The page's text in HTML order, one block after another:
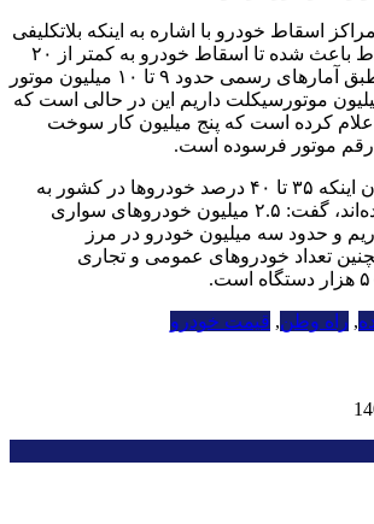
اسقاط خودرو با اشاره به اینکه بلاتکلیفی
در تعداد گواهی اقساط باعث شده تا اسقاط خودرو به کمتر از ۲۰
درصد برسد، گفت: طبق آمارهای رسمی حدود ۹ تا ۱۰ میلیون موتور
از بین ۱۲ میلیون موتورسیکلت داریم این در حالی است که
کرده است که پنج میلیون کار سوخت
رقم موتور فرسوده است.
مشهدی شریف با بیان اینکه ۳۵ تا ۴۰ درصد خودروها در کشور به
مرز فرسودگی رسیده‌اند، گفت: ۲.۵ میلیون خودروهای سواری
و حدود سه میلیون خودرو در مرز
تعداد خودروهای عمومی و تجاری
, راه وطن, قیمت خودرو